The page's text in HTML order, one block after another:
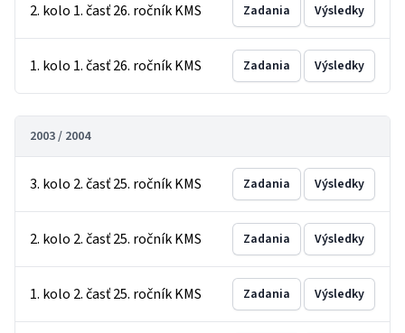
2. kolo 1. časť 26. ročník KMS Zadania Výsledky
1. kolo 1. časť 26. ročník KMS Zadania Výsledky
2003 / 2004
3. kolo 2. časť 25. ročník KMS Zadania Výsledky
2. kolo 2. časť 25. ročník KMS Zadania Výsledky
1. kolo 2. časť 25. ročník KMS Zadania Výsledky